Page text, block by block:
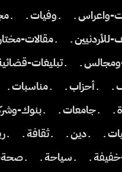
واعراس ـ
ـ وفيات ـ
ـ
للأردنيين ـ
ـ مقالات-
ومجالس ـ
ـ تبليغات-
ـ
ـ أحزاب ـ ـ مناسبات ـ
ـ
ـ جامعات ـ ـ بنوك-
ـ
ـ دين ـ ـ ثقافة ـ
ـ
خفيفة ـ
ـ سياحة ـ
ـ